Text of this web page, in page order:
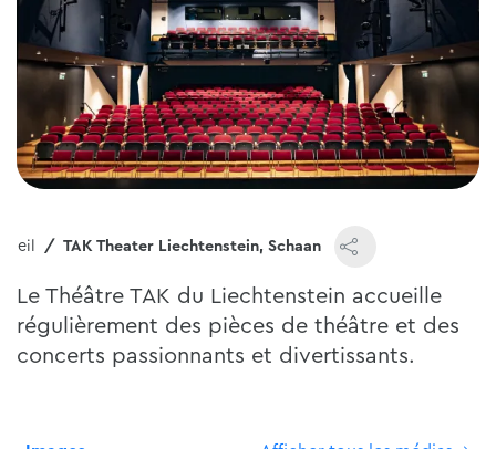
TAK Theater Liechtenstein, Schaan
Le Théâtre TAK du Liechtenstein accueille
régulièrement des pièces de théâtre et des
concerts passionnants et divertissants.